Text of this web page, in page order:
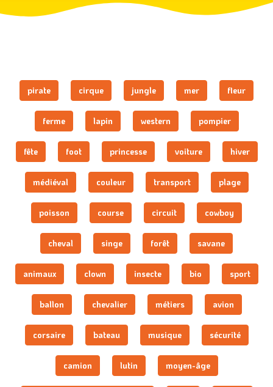
pirate cirque jungle mer fleur
ferme lapin western pompier
fête foot princesse voiture hiver
médiéval couleur transport plage
poisson course circuit cowboy
cheval singe forêt savane
animaux clown insecte bio sport
ballon chevalier métiers avion
corsaire bateau musique sécurité
camion lutin moyen-âge